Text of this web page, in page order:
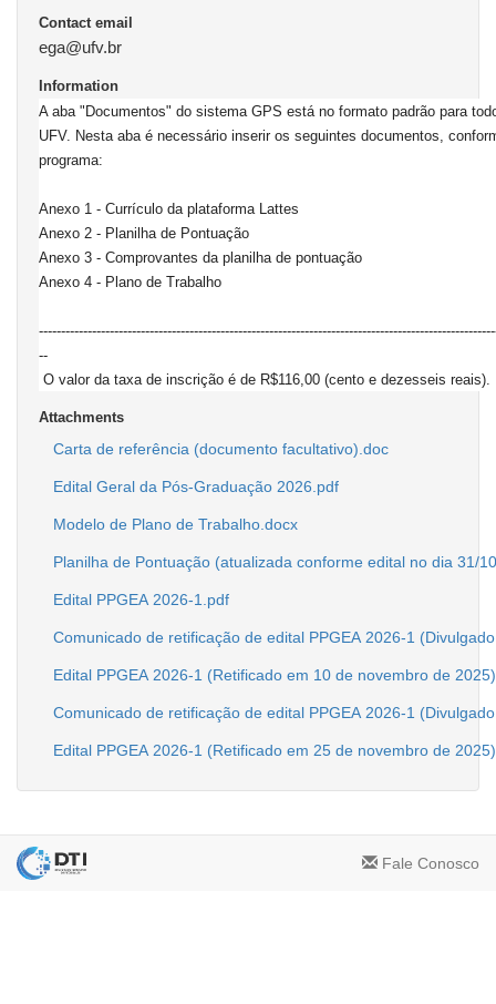
Contact email
ega@ufv.br
Information
A aba "Documentos" do sistema GPS está no formato padrão para
UFV. Nesta aba é necessário inserir os seguintes documentos,
programa:
Anexo 1 - Currículo da plataforma Lattes
Anexo 2 - Planilha de Pontuação
Anexo 3 - Comprovantes da planilha de pontuação
Anexo 4 - Plano de Trabalho
--
O valor da taxa de inscrição é de R$116,00 (cento e dezesseis reais).
Attachments
Fale Conosco